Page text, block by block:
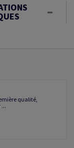
qualité,